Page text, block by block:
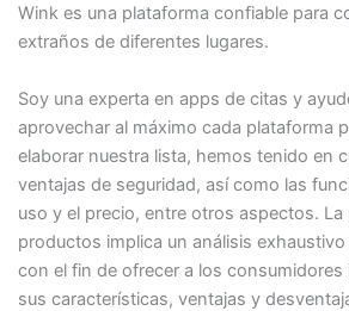
Wink es una plataforma confiable para
extraños de diferentes lugares.
Soy una experta en apps de citas y
aprovechar al máximo cada plataforma
elaborar nuestra lista, hemos tenido en
ventajas de seguridad, así como las
uso y el precio, entre otros aspectos. La
productos implica un análisis
con el fin de ofrecer a los
sus características, ventajas y